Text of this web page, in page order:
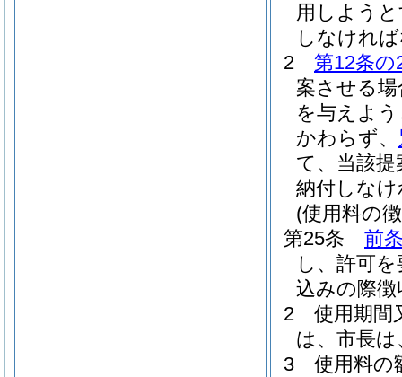
用しよう
しなけれ
2
第12条の
案させる
を与えよ
かわらず、
て、当該
納付しな
(使用料の
第25条
前
し、許可
込みの際
2
使用期間
は、市長
3
使用料の